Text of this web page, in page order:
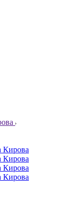
Кирова
Кирова
Кирова
Кирова